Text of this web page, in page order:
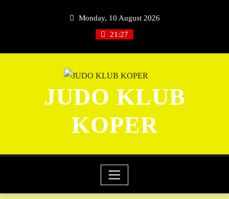
Monday, 10 August 2026
21:27
JUDO KLUB
KOPER